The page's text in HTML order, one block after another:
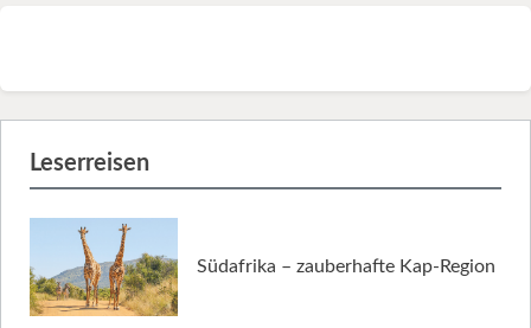
Leserreisen
Südafrika – zauberhafte Kap-Region